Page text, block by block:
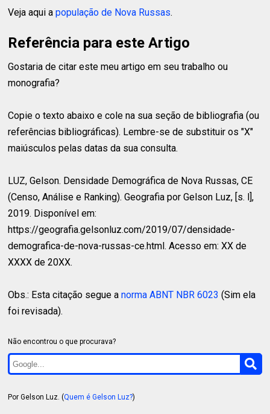
Veja aqui apopulação de Nova Russas.
Referência para este Artigo
Gostaria de citar este meu artigo em seu trabalho ou
monografia?
Copie o texto abaixo e cole na sua seção de bibliografia (ou
referências bibliográficas). Lembre-se de substituir os "X"
maiúsculos pelas datas da sua consulta.
LUZ, Gelson. Densidade Demográfica de Nova Russas, CE
(Censo, Análise e Ranking). Geografia por Gelson Luz, [s. l],
2019. Disponível em:
https://geografia.gelsonluz.com/2019/07/densidade-
demografica-de-nova-russas-ce.html. Acesso em: XX de
XXXX de 20XX.
Obs.: Esta citação segue anorma ABNT NBR 6023 (Sim ela
foi revisada).
Não encontrou o que procurava?
Por Gelson Luz. (Quem é Gelson Luz?)